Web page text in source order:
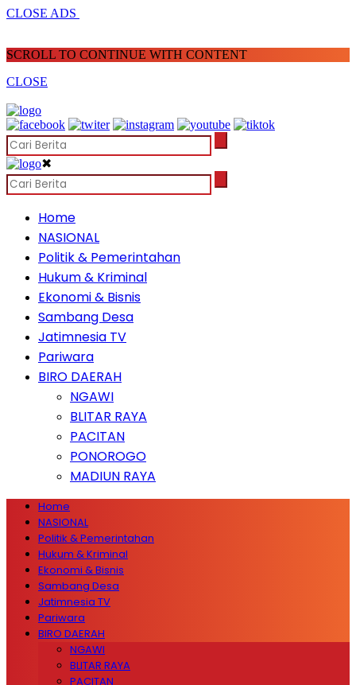
CLOSE ADS
SCROLL TO CONTINUE WITH CONTENT
CLOSE
✖
Home
NASIONAL
Politik & Pemerintahan
Hukum & Kriminal
Ekonomi & Bisnis
Sambang Desa
Jatimnesia TV
Pariwara
BIRO DAERAH
NGAWI
BLITAR RAYA
PACITAN
PONOROGO
MADIUN RAYA
Home
NASIONAL
Politik & Pemerintahan
Hukum & Kriminal
Ekonomi & Bisnis
Sambang Desa
Jatimnesia TV
Pariwara
BIRO DAERAH
NGAWI
BLITAR RAYA
PACITAN